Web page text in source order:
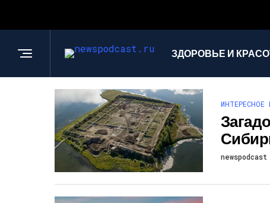
ЗДОРОВЬЕ И
ИНТЕРЕСНОЕ
newspodcast